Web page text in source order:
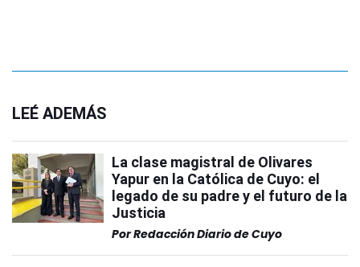
LEÉ ADEMÁS
La clase magistral de Olivares
Yapur en la Católica de Cuyo: el
legado de su padre y el futuro de la
Justicia
PorRedacción Diario de Cuyo